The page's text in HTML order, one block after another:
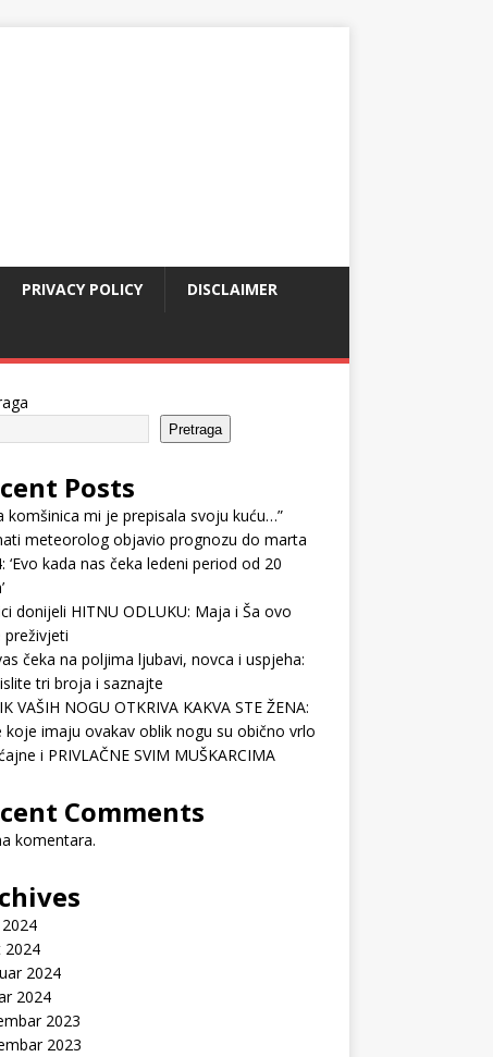
PRIVACY POLICY DISCLAIMER
Pretraga
Posts
komšinica mi je prepisala svoju kuću…”
meteorolog objavio prognozu do marta
‘Evo kada nas čeka ledeni period od 20
donijeli HITNU ODLUKU: Maja i Ša ovo
preživjeti
čeka na poljima ljubavi, novca i uspjeha:
tri broja i saznajte
VAŠIH NOGU OTKRIVA KAKVA STE ŽENA:
koje imaju ovakav oblik nogu su obično vrlo
i PRIVLAČNE SVIM MUŠKARCIMA
Comments
komentara.
2024
2024
2024
2023
2023